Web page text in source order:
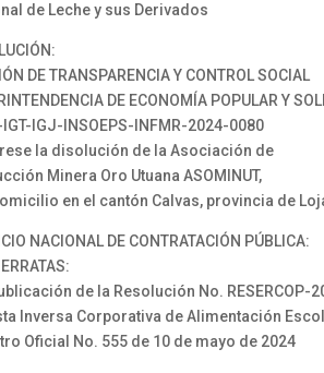
de Leche y sus Derivados
DE TRANSPARENCIA Y CONTROL SOCIAL
DE ECONOMÍA POPULAR Y
IGT-IGJ-INSOEPS-INFMR-2024-0080
la disolución de la Asociación de
Minera Oro Utuana ASOMINUT,
en el cantón Calvas, provincia de
NACIONAL DE CONTRATACIÓN PÚBLICA:
de la Resolución No.
Inversa Corporativa de Alimentación
Oficial No. 555 de 10 de mayo de 2024